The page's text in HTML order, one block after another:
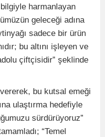
harmanlayan
geleceği adına
sadece bir ürün
bu altını işleyen ve
çiftçisidir” şeklinde
bu kutsal emeği
ulaştırma hedefiyle
sürdürüyoruz”
“Temel